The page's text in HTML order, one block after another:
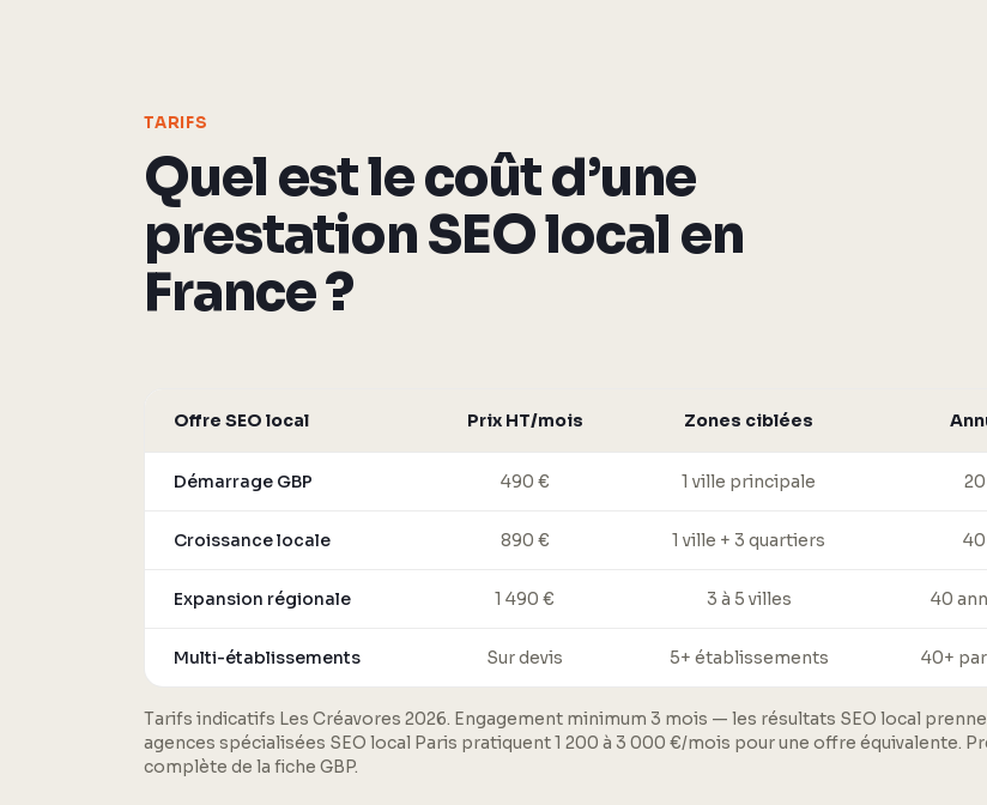
TARIFS
Quel est le coût d’une
prestation SEO local en
France ?
Offre SEO local Prix HT/mois Zones ciblées
Démarrage GBP 490 € 1 ville principale
Croissance locale 890 € 1 ville + 3 quartiers
Expansion régionale 1 490 € 3 à 5 villes 40
Multi-établissements Sur devis 5+ établissements 40+
Tarifs indicatifs Les Créavores 2026. Engagement minimum 3 mois — les résultats SEO local
agences spécialisées SEO local Paris pratiquent 1 200 à 3 000 €/mois pour une offre équivalente.
complète de la fiche GBP.